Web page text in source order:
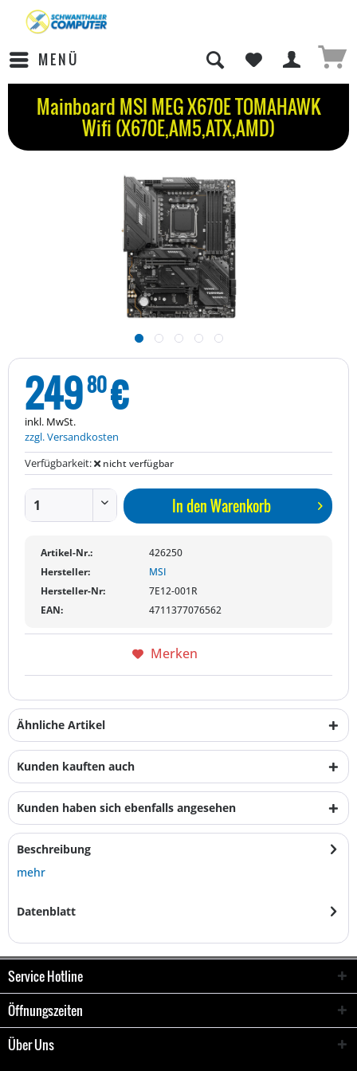
MENÜ
Mainboard MSI MEG X670E TOMAHAWK
Wifi (X670E,AM5,ATX,AMD)
24980€
inkl. MwSt.
zzgl. Versandkosten
Verfügbarkeit:
nicht verfügbar
In denWarenkorb
Artikel-Nr.:
426250
Hersteller:
MSI
Hersteller-Nr:
7E12-001R
EAN:
4711377076562
Merken
Ähnliche Artikel
Kunden kauften auch
Kunden haben sich ebenfalls angesehen
Beschreibung
mehr
Datenblatt
Service Hotline
Öffnungszeiten
Über Uns